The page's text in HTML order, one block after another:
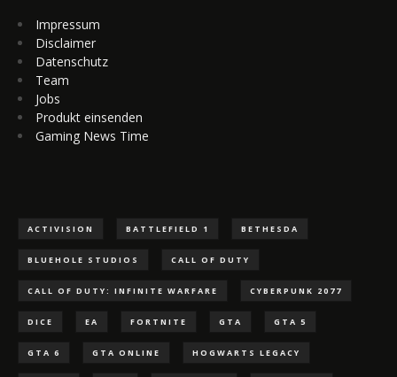
Impressum
Disclaimer
Datenschutz
Team
Jobs
Produkt einsenden
Gaming News Time
ACTIVISION BATTLEFIELD 1 BETHESDA
BLUEHOLE STUDIOS CALL OF DUTY
CALL OF DUTY: INFINITE WARFARE CYBERPUNK 2077
DICE EA FORTNITE GTA GTA 5
GTA 6 GTA ONLINE HOGWARTS LEGACY